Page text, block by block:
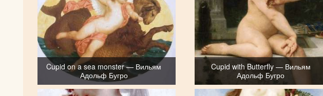
Cupid on a sea monster — Вильям
Адольф Бугро
Cupid with Butterfly — Вильям
Адольф Бугро